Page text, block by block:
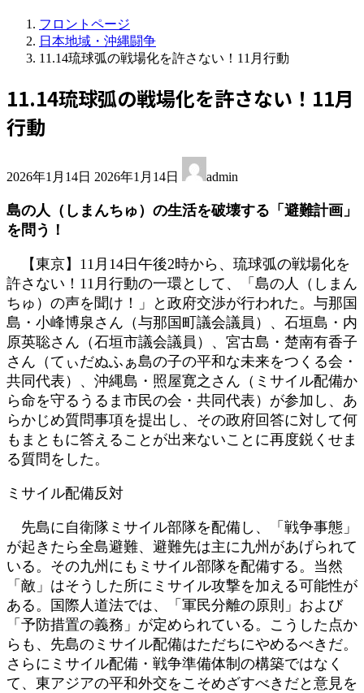
フロントページ
日本地域・沖縄闘争
11.14琉球弧の戦場化を許さない！11月行動
11.14琉球弧の戦場化を許さない！11月
行動
2026年1月14日 終
新
2026年1月14日 admin
島の人（しまんちゅ）の生活を破壊する「避難計画」
を問う！
【東京】11月14日午後2時から、琉球弧の戦場化を
許さない！11月行動の一環として、「島の人（しまん
ちゅ）の声を聞け！」と政府交渉が行われた。与那国
島・小峰博泉さん（与那国町議会議員）、石垣島・内
原英聡さん（石垣市議会議員）、宮古島・楚南有香子
さん（てぃだぬふぁ島の子の平和な未来をつくる会・
共同代表）、沖縄島・照屋寛之さん（ミサイル配備か
ら命を守るうるま市民の会・共同代表）が参加し、あ
らかじめ質問事項を提出し、その政府回答に対して何
もまともに答えることが出来ないことに再度鋭くせま
る質問をした。
ミサイル配備反対
先島に自衛隊ミサイル部隊を配備し、「戦争事態」
が起きたら全島避難、避難先は主に九州があげられて
いる。その九州にもミサイル部隊を配備する。当然
「敵」はそうした所にミサイル攻撃を加える可能性が
ある。国際人道法では、「軍民分離の原則」および
「予防措置の義務」が定められている。こうした点か
らも、先島のミサイル配備はただちにやめるべきだ。
さらにミサイル配備・戦争準備体制の構築ではなく
て、東アジアの平和外交をこそめざすべきだと意見を